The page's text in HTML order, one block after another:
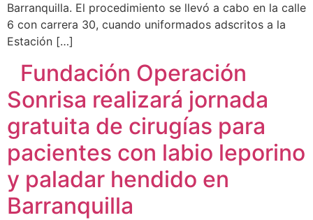
Barranquilla. El procedimiento se llevó a cabo en la calle
6 con carrera 30, cuando uniformados adscritos a la
Estación […]
Fundación Operación
Sonrisa realizará jornada
gratuita de cirugías para
pacientes con labio leporino
y paladar hendido en
Barranquilla